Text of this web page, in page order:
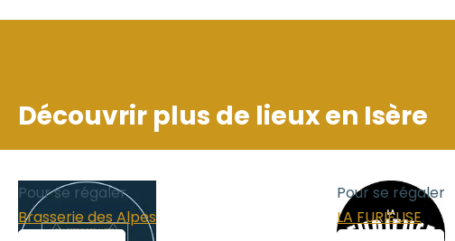
Découvrir plus de lieux en Isère
Pour se régaler
Brasserie des Alpes
Pour se régaler
LA FURIEUSE